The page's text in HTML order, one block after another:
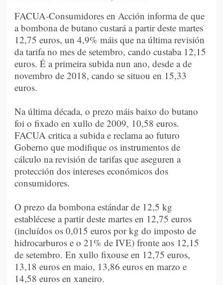
FACUA-Consumidores en Acción informa de que
a bombona de butano custará a partir deste martes
12,75 euros, un 4,9% máis que na última revisión
da tarifa no mes de setembro, cando custaba 12,15
euros. É a primeira subida nun ano, desde a de
novembro de 2018, cando se situou en 15,33
euros.
Na última década, o prezo máis baixo do butano
foi o fixado en xullo de 2009, 10,58 euros.
FACUA critica a subida e reclama ao futuro
Goberno que modifique os instrumentos de
cálculo na revisión de tarifas que aseguren a
protección dos intereses económicos dos
consumidores.
O prezo da bombona estándar de 12,5 kg
establécese a partir deste martes en 12,75 euros
(incluídos os 0,015 euros por kg do imposto de
hidrocarburos e o 21% de IVE) fronte aos 12,15
de setembro. En xullo fixouse en 12,75 euros,
13,18 euros en maio, 13,86 euros en marzo e
14,58 euros en xaneiro.